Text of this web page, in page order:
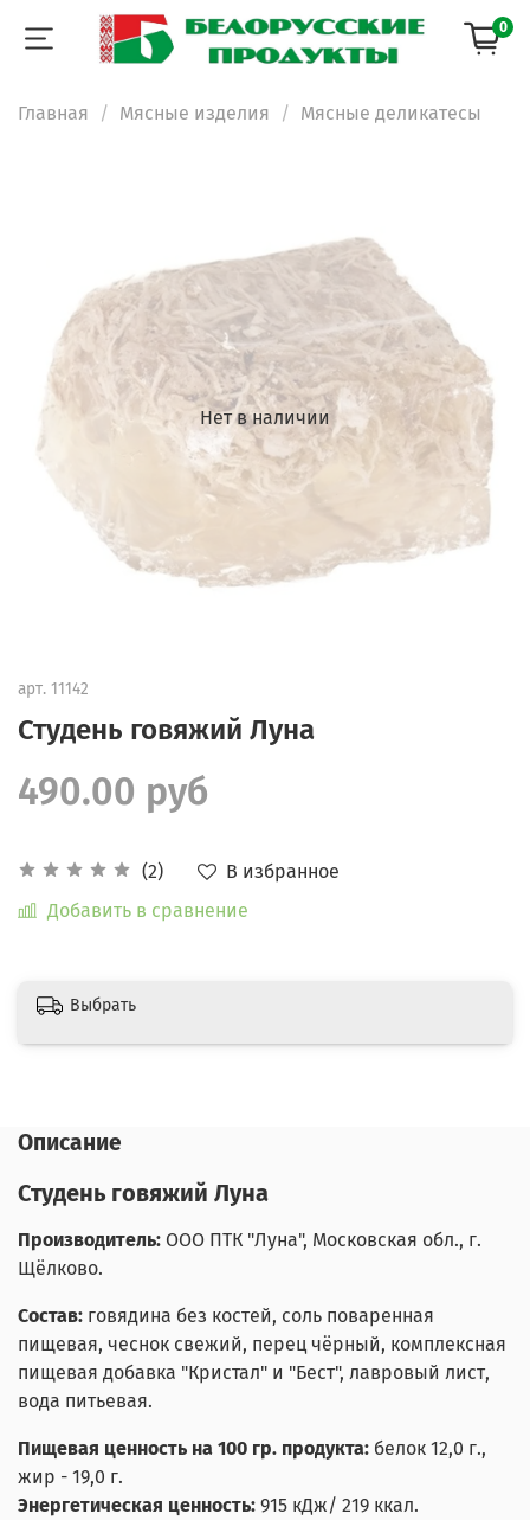
0
Главная Мясные изделия Мясные деликатесы
Нет в наличии
арт. 11142
Студень говяжий Луна
(2)
В избранное
Добавить в сравнение
490.00 руб
Выбрать
Описание
Студень говяжий Луна
Производитель: ООО ПТК "Луна", Московская обл., г.
Щёлково.
Состав: говядина без костей, соль поваренная
пищевая, чеснок свежий, перец чёрный, комплексная
пищевая добавка "Кристал" и "Бест", лавровый лист,
вода питьевая.
Пищевая ценность на 100 гр. продукта: белок 12,0 г.,
жир - 19,0 г.
Энергетическая ценность: 915 кДж/ 219 ккал.